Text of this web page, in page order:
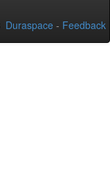
Duraspace - Feedback